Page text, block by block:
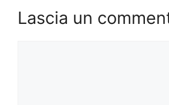
Lascia un